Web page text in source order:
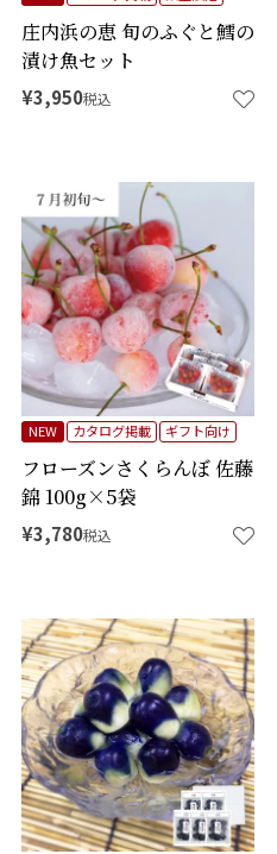
庄内浜の恵 旬のふぐと鱈の
漬け魚セット
¥3,950税込
フローズンさくらんぼ 佐藤
錦 100g×5袋
NEW カタログ掲載 ギフト向け
¥3,780税込